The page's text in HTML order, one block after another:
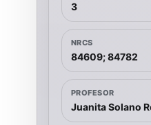
sus caminos
iniciático, curativo
encuentra
los últimos
en diversas
variadas
3
NRCS
84609; 84782
PROFESOR
Juanita Solano